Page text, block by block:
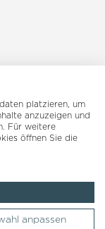
platzieren, um
anzuzeigen und
Für weitere
öffnen Sie die
anpassen